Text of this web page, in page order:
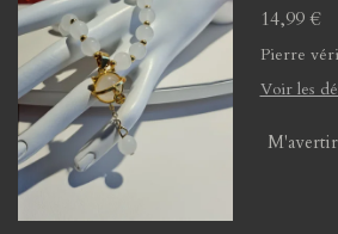
14,99 €
Pierre
Voir les